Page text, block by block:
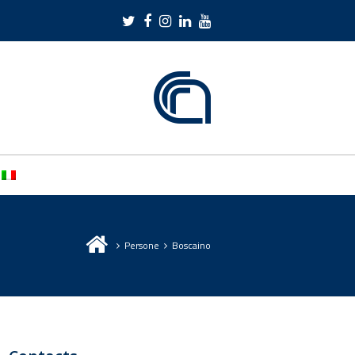
Twitter
Facebook
Instagram
LinkedIn
Youtube
Persone Boscaino